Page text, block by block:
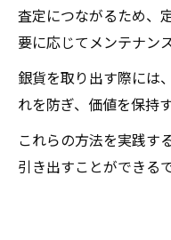
査定につながるため、
要に応じてメンテナン
銀貨を取り出す際には
れを防ぎ、価値を保持
これらの方法を実践す
引き出すことができる